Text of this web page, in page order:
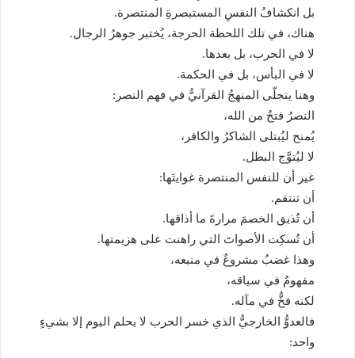
بل انكشافُ النفسِ المستبصرةِ المنتصرة.
هناك، في تلك اللحظة الحرجة، يُختبر جوهرُ الرجال.
لا في الحرب، بل بعدها.
لا في البأس، بل في الحكمة.
وهنا يتجلّى المنهجُ القرآنيُّ في فهم النصر:
النصرُ فتحٌ من الله،
يُمنح ليُبتلى الشاكرُ والكافر،
لا ليُتوَّج البطل.
غير أن للنفس المنتصرة غوايتَها:
أن تنتقم.
أن تُذيق الخصمَ مرارةَ ما أذاقها.
أن تُسكِت الأصواتَ التي راهنت على هزيمتها.
وهذا غضبٌ مشروعٌ في منبعه،
مفهومٌ في سياقه،
لكنه فخٌّ في مآله.
فالعدوُّ الخارجيُّ الذي خسر الحرب لا يحلم اليوم إلا بشيءٍ
واحد: